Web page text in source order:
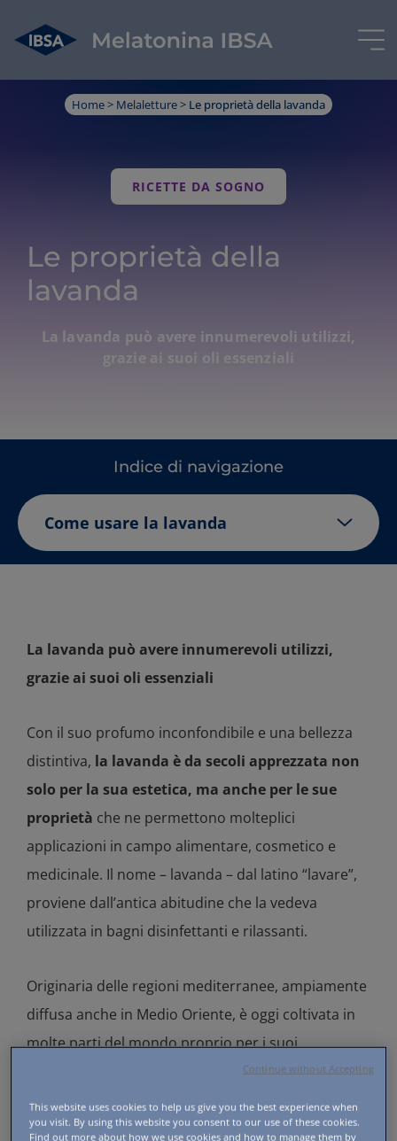
Home> Melaletture> Le proprietà della lavanda
RICETTE DA SOGNO
Le proprietà della
lavanda
La lavanda può avere innumerevoli utilizzi,
grazie ai suoi oli essenziali
Indice di navigazione
Come usare la lavanda
La lavanda può avere innumerevoli utilizzi,
grazie ai suoi oli essenziali
Con il suo profumo inconfondibile e una bellezza
distintiva, la lavanda è da secoli apprezzata non
solo per la sua estetica, ma anche per le sue
proprietà che ne permettono molteplici
applicazioni in campo alimentare, cosmetico e
medicinale. Il nome – lavanda – dal latino “lavare”,
proviene dall’antica abitudine che la vedeva
utilizzata in bagni disinfettanti e rilassanti.
Originaria delle regioni mediterranee, ampiamente
diffusa anche in Medio Oriente, è oggi coltivata in
molte parti del mondo proprio per i suoi
innumerevoli usi e benefici. Infatti, dai suoi
caratteristici fiori azzurro-violaceo e dalle parti
aeree della pianta (fusti e rami) si ottengono oli
This website uses cookies to help us give you the best experience when
you visit. By using this website you consent to our use of these cookies.
Find out more about how we use cookies and how to manage them by
Continue without Accepting